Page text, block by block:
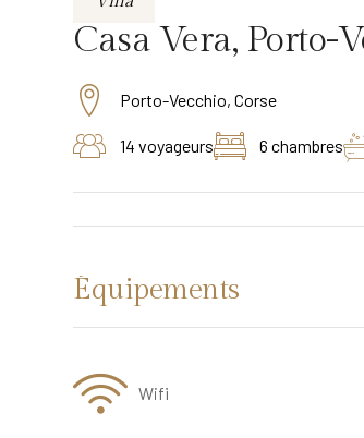
Casa Vera, Porto-
Porto-Vecchio, Corse
14 voyageurs 6 chambres
Équipements
Wifi